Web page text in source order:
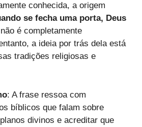
conhecida, a origem
se fecha uma porta, Deus
não é completamente
a ideia por trás dela está
tradições religiosas e
: A frase ressoa com
bíblicos que falam sobre
divinos e acreditar que